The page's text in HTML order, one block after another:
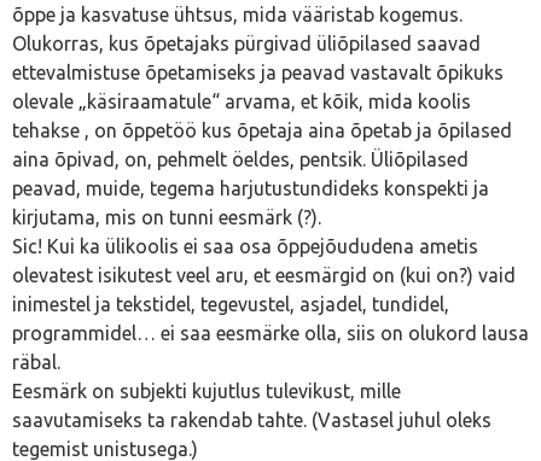
õppe ja kasvatuse ühtsus, mida vääristab kogemus.
Olukorras, kus õpetajaks pürgivad üliõpilased saavad
ettevalmistuse õpetamiseks ja peavad vastavalt õpikuks
olevale „käsiraamatule“ arvama, et kõik, mida koolis
tehakse , on õppetöö kus õpetaja aina õpetab ja õpilased
aina õpivad, on, pehmelt öeldes, pentsik. Üliõpilased
peavad, muide, tegema harjutustundideks konspekti ja
kirjutama, mis on tunni eesmärk (?).
Sic! Kui ka ülikoolis ei saa osa õppejõududena ametis
olevatest isikutest veel aru, et eesmärgid on (kui on?) vaid
inimestel ja tekstidel, tegevustel, asjadel, tundidel,
programmidel… ei saa eesmärke olla, siis on olukord lausa
räbal.
Eesmärk on subjekti kujutlus tulevikust, mille
saavutamiseks ta rakendab tahte. (Vastasel juhul oleks
tegemist unistusega.)